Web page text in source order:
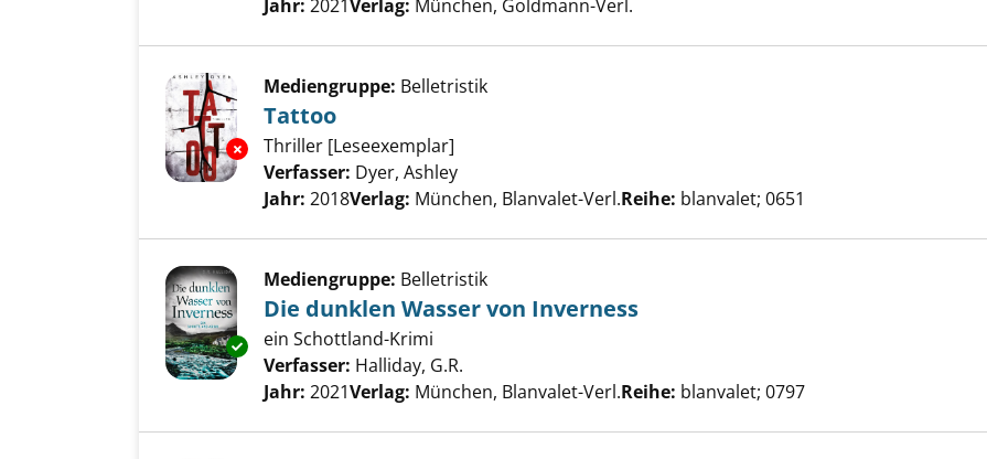
Jahr: 2021Verlag: München, Goldmann-Verl.
Exemplar-Details von Tattoo anzeigen
Mediengruppe: Belletristik
Tattoo
Thriller [Leseexemplar]
Verfasser: Dyer, Ashley
Jahr: 2018Verlag: München, Blanvalet-Verl.Reihe: blanvalet; 0651
Exemplar-Details von Die dunklen Wasser von Inverness anzeigen
Mediengruppe: Belletristik
Die dunklen Wasser von Inverness
ein Schottland-Krimi
Verfasser: Halliday, G.R.
Jahr: 2021Verlag: München, Blanvalet-Verl.Reihe: blanvalet; 0797